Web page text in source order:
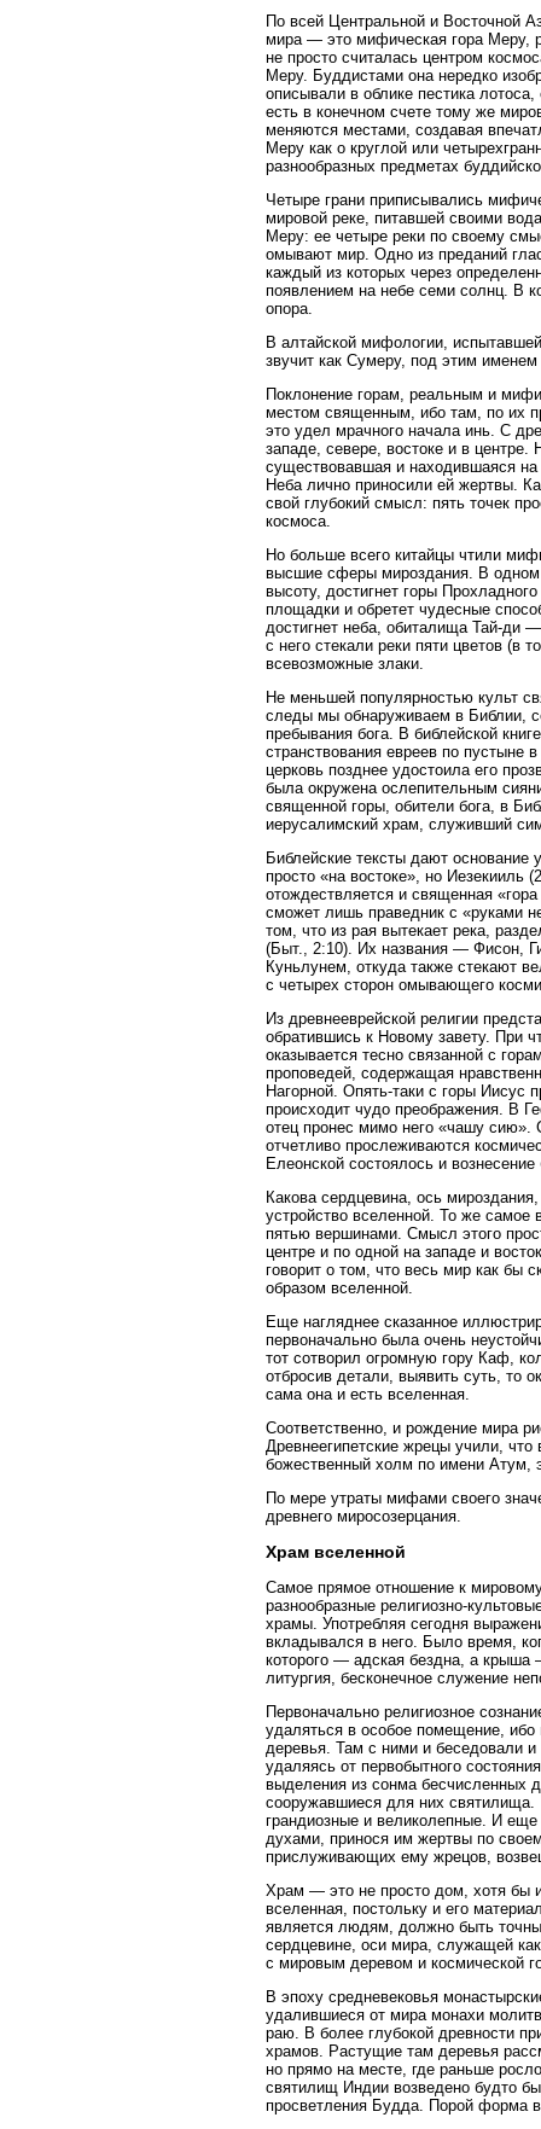
По всей Центральной и Восточной
мира — это мифическая гора Меру,
не просто считалась центром
Меру. Буддистами она нередко
описывали в облике пестика
есть в конечном счете тому же
меняются местами, создавая
Меру как о круглой или
разнообразных предметах
Четыре грани приписывались
мировой реке, питавшей своими
Меру: ее четыре реки по своему
омывают мир. Одно из преданий
каждый из которых через
появлением на небе семи солнц. В
опора.
В алтайской мифологии,
звучит как Сумеру, под этим
Поклонение горам, реальным и
местом священным, ибо там, по их
это удел мрачного начала инь. С
западе, севере, востоке и в
существовавшая и находившаяся
Неба лично приносили ей жертвы.
свой глубокий смысл: пять точек
космоса.
Но больше всего китайцы чтили
высшие сферы мироздания. В одном
высоту, достигнет горы
площадки и обретет чудесные
достигнет неба, обиталища Тай-ди
с него стекали реки пяти цветов (в
всевозможные злаки.
Не меньшей популярностью культ
следы мы обнаруживаем в Библии,
пребывания бога. В библейской
странствования евреев по пустыне
церковь позднее удостоила его
была окружена ослепительным
священной горы, обители бога, в
иерусалимский храм, служивший
Библейские тексты дают
просто «на востоке», но Иезекииль
отождествляется и священная
сможет лишь праведник с «руками
том, что из рая вытекает река,
(Быт., 2:10). Их названия — Фисон,
Куньлунем, откуда также стекают
с четырех сторон омывающего
Из древнееврейской религии
обратившись к Новому завету. При
оказывается тесно связанной с
проповедей, содержащая
Нагорной. Опять-таки с горы Иисус
происходит чудо преображения. В
отец пронес мимо него «чашу сию».
отчетливо прослеживаются
Елеонской состоялось и
Какова сердцевина, ось
устройство вселенной. То же самое
пятью вершинами. Смысл этого
центре и по одной на западе и
говорит о том, что весь мир как бы
образом вселенной.
Еще нагляднее сказанное
первоначально была очень
тот сотворил огромную гору Каф,
отбросив детали, выявить суть, то
сама она и есть вселенная.
Соответственно, и рождение мира
Древнеегипетские жрецы учили,
божественный холм по имени Атум,
По мере утраты мифами своего
древнего миросозерцания.
Храм вселенной
Самое прямое отношение к
разнообразные религиозно-
храмы. Употребляя сегодня
вкладывался в него. Было время,
которого — адская бездна, а
литургия, бесконечное служение
Первоначально религиозное
удаляться в особое помещение,
деревья. Там с ними и беседовали
удаляясь от первобытного
выделения из сонма бесчисленных
сооружавшиеся для них
грандиозные и великолепные. И
духами, принося им жертвы по
прислуживающих ему жрецов,
Храм — это не просто дом, хотя бы
вселенная, постольку и его
является людям, должно быть
сердцевине, оси мира, служащей
с мировым деревом и космической
В эпоху средневековья
удалившиеся от мира монахи
раю. В более глубокой древности
храмов. Растущие там деревья
но прямо на месте, где раньше
святилищ Индии возведено будто
просветления Будда. Порой форма